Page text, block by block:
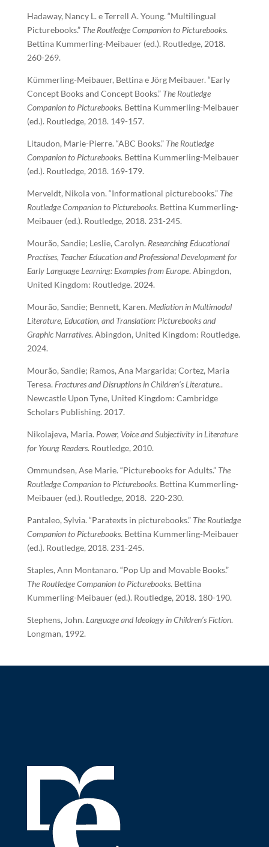
Hadaway, Nancy L. e Terrell A. Young. “Multilingual
Picturebooks.” The Routledge Companion to Picturebooks.
Bettina Kummerling-Meibauer (ed.). Routledge, 2018.
260-269.
Kümmerling-Meibauer, Bettina e Jörg Meibauer. “Early
Concept Books and Concept Books.” The Routledge
Companion to Picturebooks. Bettina Kummerling-Meibauer
(ed.). Routledge, 2018. 149-157.
Litaudon, Marie-Pierre. “ABC Books.” The Routledge
Companion to Picturebooks. Bettina Kummerling-Meibauer
(ed.). Routledge, 2018. 169-179.
Merveldt, Nikola von. “Informational picturebooks.” The
Routledge Companion to Picturebooks. Bettina Kummerling-
Meibauer (ed.). Routledge, 2018. 231-245.
Mourão, Sandie; Leslie, Carolyn. Researching Educational
Practises, Teacher Education and Professional Development for
Early Language Learning: Examples from Europe. Abingdon,
United Kingdom: Routledge. 2024.
Mourão, Sandie; Bennett, Karen. Mediation in Multimodal
Literature, Education, and Translation: Picturebooks and
Graphic Narratives. Abingdon, United Kingdom: Routledge.
2024.
Mourão, Sandie; Ramos, Ana Margarida; Cortez, Maria
Teresa. Fractures and Disruptions in Children’s Literature..
Newcastle Upon Tyne, United Kingdom: Cambridge
Scholars Publishing. 2017.
Nikolajeva, Maria. Power, Voice and Subjectivity in Literature
for Young Readers. Routledge, 2010.
Ommundsen, Ase Marie. “Picturebooks for Adults.” The
Routledge Companion to Picturebooks. Bettina Kummerling-
Meibauer (ed.). Routledge, 2018. 220-230.
Pantaleo, Sylvia. “Paratexts in picturebooks.” The Routledge
Companion to Picturebooks. Bettina Kummerling-Meibauer
(ed.). Routledge, 2018. 231-245.
Staples, Ann Montanaro. “Pop Up and Movable Books.”
The Routledge Companion to Picturebooks. Bettina
Kummerling-Meibauer (ed.). Routledge, 2018. 180-190.
Stephens, John. Language and Ideology in Children’s Fiction.
Longman, 1992.